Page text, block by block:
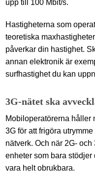
upp till 100 Mbit/s.
Hastigheterna som
teoretiska
påverkar din hastighet.
annan elektronik är
surfhastighet du kan
3G-nätet ska
Mobiloperatörerna håller
3G för att frigöra
nätverk. Och när 2G-
enheter som bara
vara helt obrukbara.